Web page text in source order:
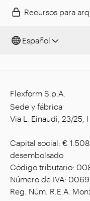
Recursos para
Español
Flexform S.p.A.
Sede y fábrica
Via L. Einaudi, 23/25,
Capital social: €
desembolsado
Código tributario:
Número de IVA:
Reg. Núm. R.E.A.